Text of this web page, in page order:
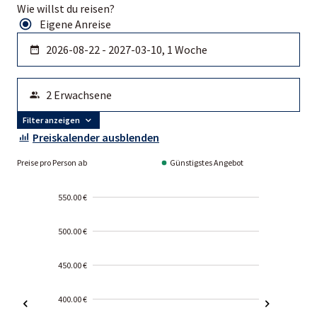
Wie willst du reisen?
Eigene Anreise
Filter anzeigen
Preiskalender ausblenden
Preise pro Person ab Günstigstes Angebot
550.00 €
500.00 €
450.00 €
400.00 €